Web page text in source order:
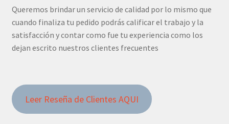
Queremos brindar un servicio de calidad por lo mismo que
cuando finaliza tu pedido podrás calificar el trabajo y la
satisfacción y contar como fue tu experiencia como los
dejan escrito nuestros clientes frecuentes
Leer Reseña de Clientes AQUI